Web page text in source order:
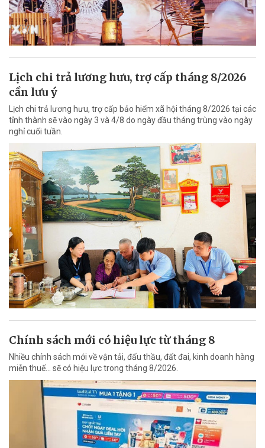
Lịch chi trả lương hưu, trợ cấp tháng 8/2026
cần lưu ý
Lịch chi trả lương hưu, trợ cấp bảo hiểm xã hội tháng 8/2026 tại các
tỉnh thành sẽ vào ngày 3 và 4/8 do ngày đầu tháng trùng vào ngày
nghỉ cuối tuần.
Chính sách mới có hiệu lực từ tháng 8
Nhiều chính sách mới về vận tải, đấu thầu, đất đai, kinh doanh hàng
miễn thuế... sẽ có hiệu lực trong tháng 8/2026.